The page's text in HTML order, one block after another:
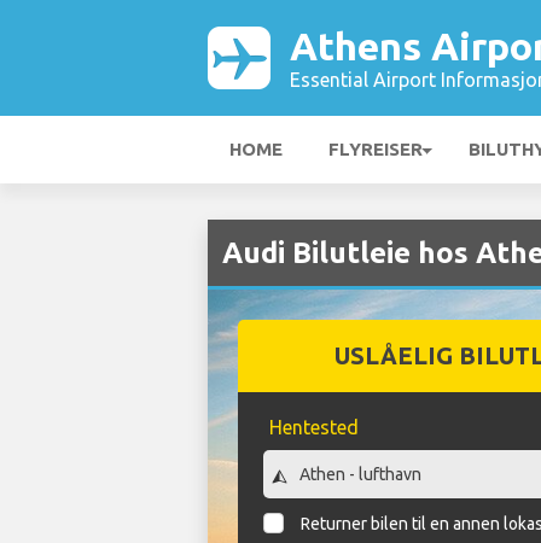
Athens
Essential Airport
HOME FLYREISER
Audi Bilutleie hos
USLÅELIG
Hentested
Returner bilen til en annen